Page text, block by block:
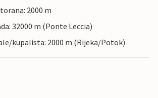
2000 m
32000 m (Ponte Leccia)
kupalista: 2000 m (Rijeka/Potok)